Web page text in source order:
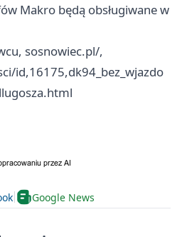
Makro będą obsługiwane w
sosnowiec.pl/,
id,16175,dk94_bez_wjazdo
Google News